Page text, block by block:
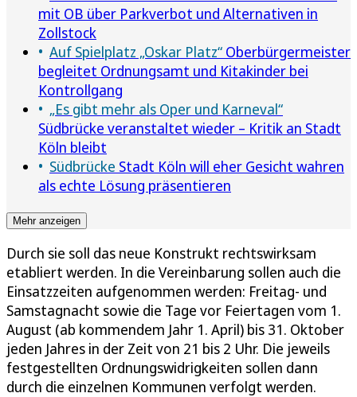
mit OB über Parkverbot und Alternativen in
Zollstock
Auf Spielplatz „Oskar Platz“ Oberbürgermeister
begleitet Ordnungsamt und Kitakinder bei
Kontrollgang
„Es gibt mehr als Oper und Karneval“
Südbrücke veranstaltet wieder – Kritik an Stadt
Köln bleibt
Südbrücke Stadt Köln will eher Gesicht wahren
als echte Lösung präsentieren
Mehr anzeigen
Durch sie soll das neue Konstrukt rechtswirksam
etabliert werden. In die Vereinbarung sollen auch die
Einsatzzeiten aufgenommen werden: Freitag- und
Samstagnacht sowie die Tage vor Feiertagen vom 1.
August (ab kommendem Jahr 1. April) bis 31. Oktober
jeden Jahres in der Zeit von 21 bis 2 Uhr. Die jeweils
festgestellten Ordnungswidrigkeiten sollen dann
durch die einzelnen Kommunen verfolgt werden.